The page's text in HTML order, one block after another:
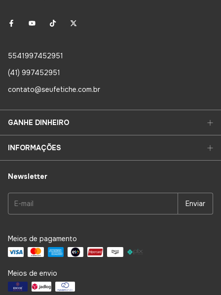
5541997452951
(41) 997452951
contato@seufetiche.com.br
GANHE DINHEIRO
INFORMAÇÕES
Newsletter
Meios de pagamento
Meios de envio